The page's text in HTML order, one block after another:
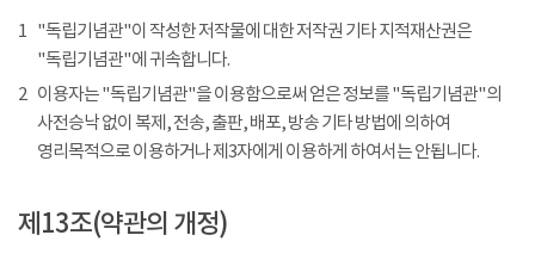
1 "독립기념관"이 작성한 저작물에 대한 저작권 기타 지적재산권은
"독립기념관"에 귀속합니다.
2 이용자는 "독립기념관"을 이용함으로써 얻은 정보를 "독립기념관"의
사전승낙 없이 복제, 전송, 출판, 배포, 방송 기타 방법에 의하여
영리목적으로 이용하거나 제3자에게 이용하게 하여서는 안됩니다.
제13조(약관의 개정)